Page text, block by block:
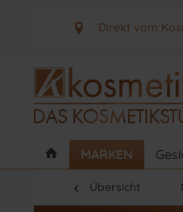
Direkt vom
MARKEN
Übersicht